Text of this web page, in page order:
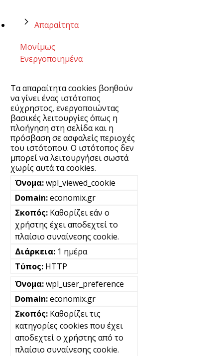
Απαραίτητα
Μονίμως
Ενεργοποιημένα
Τα απαραίτητα cookies βοηθούν
να γίνει ένας ιστότοπος
εύχρηστος, ενεργοποιώντας
βασικές λειτουργίες όπως η
πλοήγηση στη σελίδα και η
πρόσβαση σε ασφαλείς περιοχές
του ιστότοπου. Ο ιστότοπος δεν
μπορεί να λειτουργήσει σωστά
χωρίς αυτά τα cookies.
wpl_viewed_cookie
economix.gr
Καθορίζει εάν ο
χρήστης έχει αποδεχτεί το
πλαίσιο συναίνεσης cookie.
1 ημέρα
HTTP
wpl_user_preference
economix.gr
Καθορίζει τις
κατηγορίες cookies που έχει
αποδεχτεί ο χρήστης από το
πλαίσιο συναίνεσης cookie.